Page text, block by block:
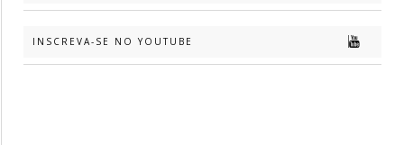
INSCREVA-SE NO YOUTUBE